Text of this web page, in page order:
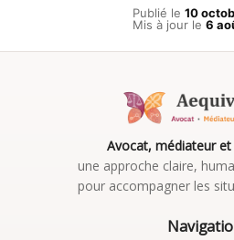
Publié le 10
Mis à jour le 6
Avocat, médiateur
une approche claire,
pour accompagner les